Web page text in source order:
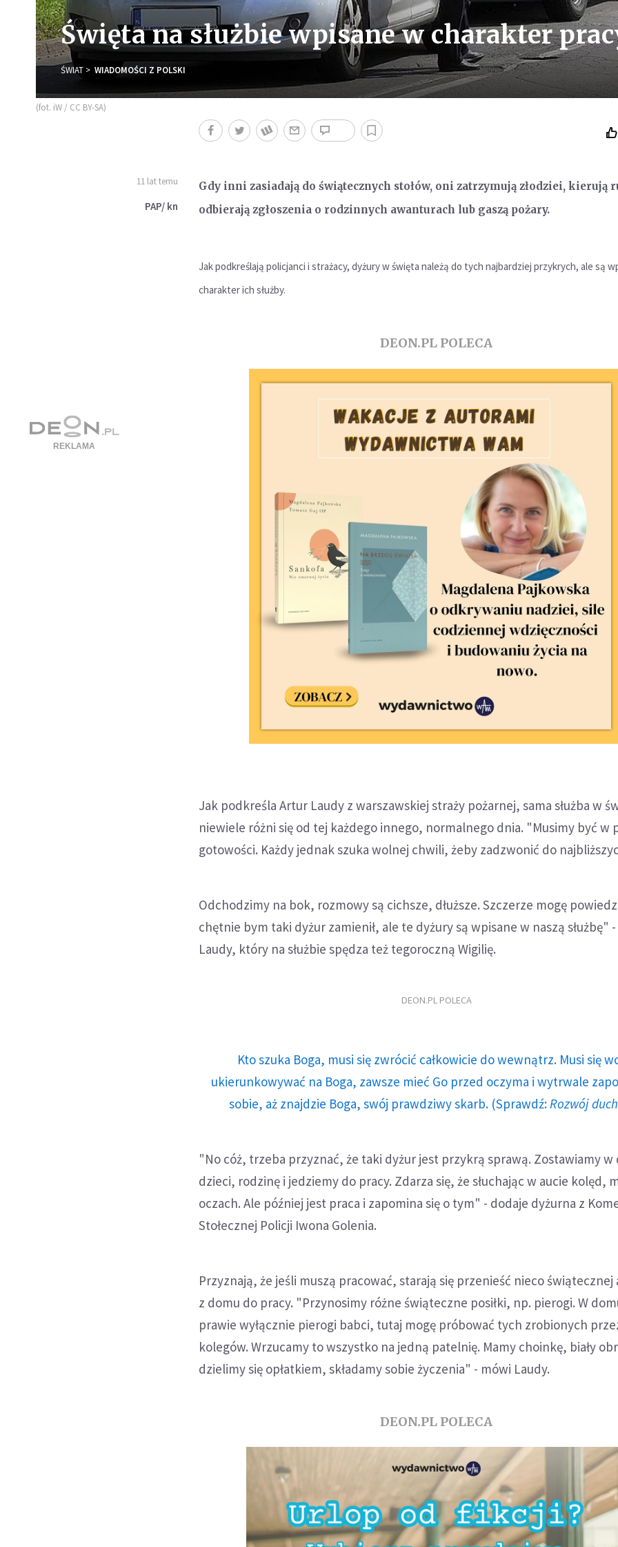
Święta na służbie wpisane w charakter
ŚWIAT WIADOMOŚCI Z POLSKI
(fot. iW / CC BY-SA)
11 lat temu
PAP/ kn
Gdy inni zasiadają do świątecznych stołów, oni zatrzymują złodziei, kierują
odbierają zgłoszenia o rodzinnych awanturach lub gaszą pożary.
Jak podkreślają policjanci i strażacy, dyżury w święta należą do tych najbardziej przykrych, ale są
charakter ich służby.
DEON.PL POLECA
Jak podkreśla Artur Laudy z warszawskiej straży pożarnej, sama służba w
niewiele różni się od tej każdego innego, normalnego dnia. "Musimy być w
gotowości. Każdy jednak szuka wolnej chwili, żeby zadzwonić do
Odchodzimy na bok, rozmowy są cichsze, dłuższe. Szczerze mogę
chętnie bym taki dyżur zamienił, ale te dyżury są wpisane w naszą służbę"
Laudy, który na służbie spędza też tegoroczną Wigilię.
DEON.PL POLECA
Kto szuka Boga, musi się zwrócić całkowicie do wewnątrz. Musi się
ukierunkowywać na Boga, zawsze mieć Go przed oczyma i wytrwale
sobie, aż znajdzie Boga, swój prawdziwy skarb. (Sprawdź: Rozwój
"No cóż, trzeba przyznać, że taki dyżur jest przykrą sprawą. Zostawiamy w
dzieci, rodzinę i jedziemy do pracy. Zdarza się, że słuchając w aucie kolęd,
oczach. Ale później jest praca i zapomina się o tym" - dodaje dyżurna z
Stołecznej Policji Iwona Golenia.
Przyznają, że jeśli muszą pracować, starają się przenieść nieco
z domu do pracy. "Przynosimy różne świąteczne posiłki, np. pierogi. W
prawie wyłącznie pierogi babci, tutaj mogę próbować tych zrobionych
kolegów. Wrzucamy to wszystko na jedną patelnię. Mamy choinkę, biały
dzielimy się opłatkiem, składamy sobie życzenia" - mówi Laudy.
DEON.PL POLECA